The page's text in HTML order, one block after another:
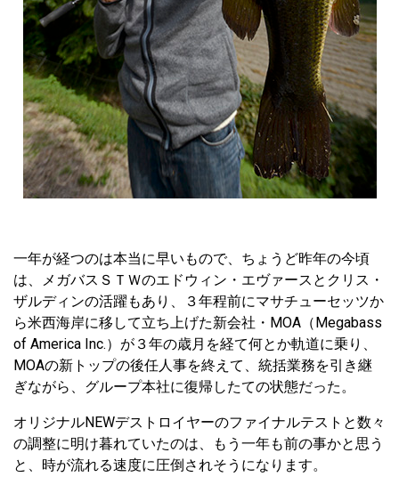
一年が経つのは本当に早いもので、ちょうど昨年の今頃
は、メガバスＳＴＷのエドウィン・エヴァースとクリス・
ザルディンの活躍もあり、３年程前にマサチューセッツか
ら米西海岸に移して立ち上げた新会社・MOA（Megabass
of America Inc.）が３年の歳月を経て何とか軌道に乗り、
MOAの新トップの後任人事を終えて、統括業務を引き継
ぎながら、グループ本社に復帰したての状態だった。
オリジナルNEWデストロイヤーのファイナルテストと数々
の調整に明け暮れていたのは、もう一年も前の事かと思う
と、時が流れる速度に圧倒されそうになります。